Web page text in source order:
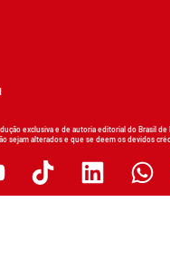
exclusiva e de autoria editorial do Brasil de
sejam alterados e que se deem os devidos